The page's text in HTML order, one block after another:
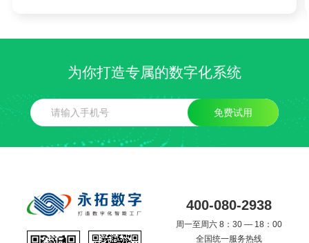
为你打造专属的数字化系统
免费试用
400-080-2938
周一至周六 8：30 — 18：00
全国统一服务热线